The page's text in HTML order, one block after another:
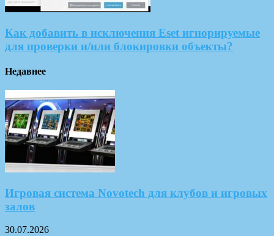
Как добавить в исключения Eset игнорируемые
для проверки и/или блокировки объекты?
Недавнее
Игровая система Novotech для клубов и игровых
залов
30.07.2026